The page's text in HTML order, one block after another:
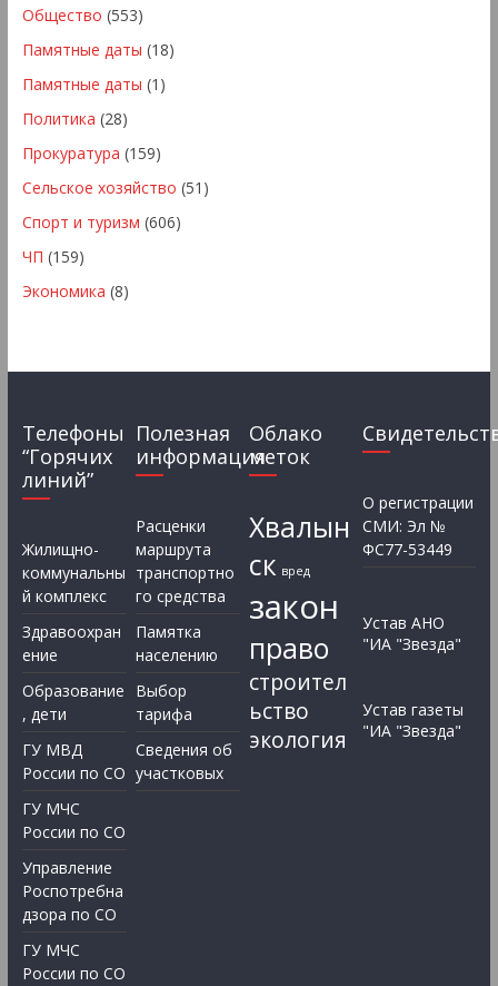
Общество (553)
Памятные даты (18)
Памятные даты (1)
Политика (28)
Прокуратура (159)
Сельское хозяйство (51)
Спорт и туризм (606)
ЧП (159)
Экономика (8)
Телефоны
“Горячих
линий”
Жилищно-
коммунальны
й комплекс
Здравоохран
ение
Образование
, дети
ГУ МВД
России по СО
ГУ МЧС
России по СО
Управление
Роспотребна
дзора по СО
ГУ МЧС
России по СО
Полезная
информация
Расценки
маршрута
транспортно
го средства
Памятка
населению
Выбор
тарифа
Сведения об
участковых
Облако
меток
Хвалын
ск вред
закон
право
строител
ьство
экология
О регистрации
СМИ: Эл №
ФС77-53449
Устав АНО
"ИА "Звезда"
Устав газеты
"ИА "Звезда"